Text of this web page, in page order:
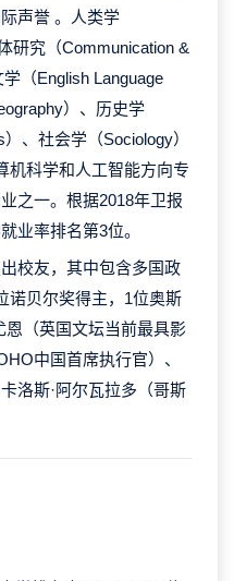
声誉 。人类学
研究（Communication &
（English Language
）、历史学
、社会学（Sociology）
机科学和人工智能方向专
之一。根据2018年卫报
业率排名第3位。
校友，其中包含多国政
诺贝尔奖得主，1位奥斯
恩（英国文坛当前最具影
中国首席执行官）、
洛斯·阿尔瓦拉多（哥斯